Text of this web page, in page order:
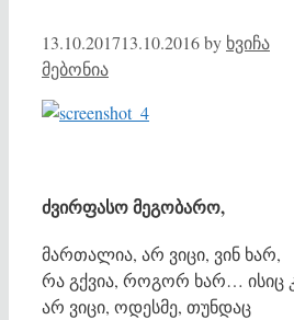
13.10.201713.10.2016by ხვიჩა
მებონია
ძვირფასო მეგობარო,
მართალია, არ ვიცი, ვინ ხარ,
რა გქვია, როგორ ხარ… ისიც
არ ვიცი, ოდესმე, თუნდაც